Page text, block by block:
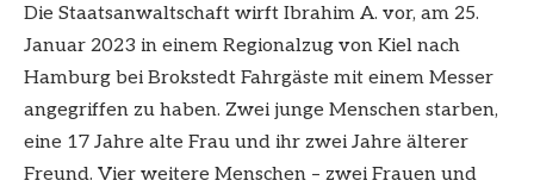
Die Staatsanwaltschaft wirft Ibrahim A. vor, am 25.
Januar 2023 in einem Regionalzug von Kiel nach
Hamburg bei Brokstedt Fahrgäste mit einem Messer
angegriffen zu haben. Zwei junge Menschen starben,
eine 17 Jahre alte Frau und ihr zwei Jahre älterer
Freund. Vier weitere Menschen – zwei Frauen und